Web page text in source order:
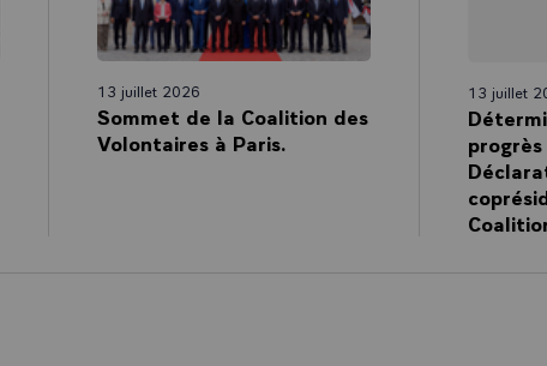
à vous, là encore ils ont échoué. Mieux, ils ont
n’est pas le règne du relativisme. Au cœur de nos
une part qui ne se négocie pas. Il est une part sur
le mot, sacrée.
tout ce qui nous rend humain : l’amour, l’espérance,
13 juillet 2026
Sommet de la Coalition des
Volontaires à Paris.
13 juillet